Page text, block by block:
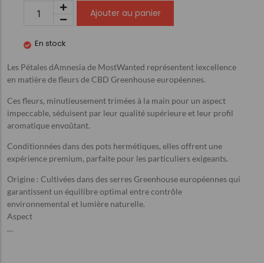
Ajouter au panier
En stock
Les Pétales dAmnesia de MostWanted représentent lexcellence
en matière de fleurs de CBD Greenhouse européennes.
Ces fleurs, minutieusement trimées à la main pour un aspect
impeccable, séduisent par leur qualité supérieure et leur profil
aromatique envoûtant.
Conditionnées dans des pots hermétiques, elles offrent une
expérience premium, parfaite pour les particuliers exigeants.
Origine : Cultivées dans des serres Greenhouse européennes qui
garantissent un équilibre optimal entre contrôle
environnemental et lumière naturelle.
Aspect
…